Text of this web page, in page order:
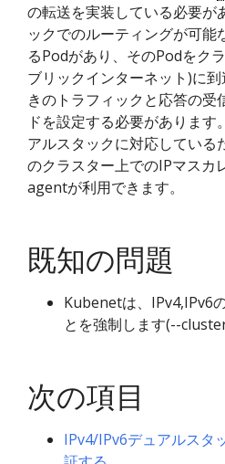
の転送を実装している必要が
ックでのルーティングが可能
るPodがあり、そのPodをク
ブリックインターネット)に
きのトラフィックと応答の受
ドを設定する必要があります。
アルスタックに対応している
のクラスター上でのIPマスカ
agentが利用できます。
既知の問題
Kubenetは、IPv4,IPv6
とを強制します(--
次の項目
IPv4/IPv6デュアルスタ